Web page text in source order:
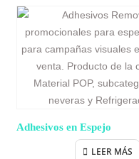
Adhesivos en Espejo
LEER MÁS